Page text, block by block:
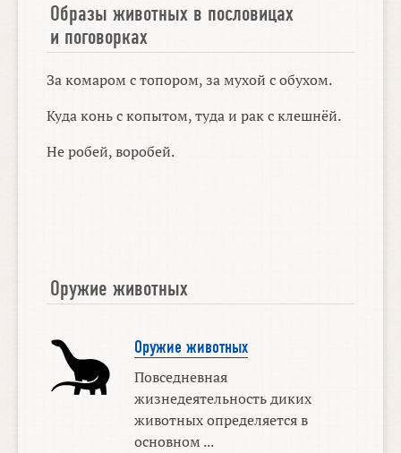
Образы животных в пословицах
и поговорках
За комаром с топором, за мухой с обухом.
Куда конь с копытом, туда и рак с клешнёй.
Не робей, воробей.
Оружие животных
Оружие животных
Повседневная
жизнедеятельность диких
животных определяется в
основном ...